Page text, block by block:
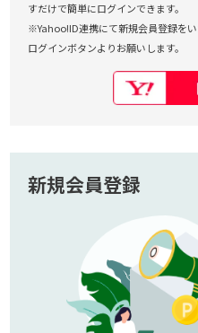
すだけで簡単にログインできます。
※Yahoo!ID連携にて新規会員登録を
ログインボタンよりお願いします。
新規会員登録